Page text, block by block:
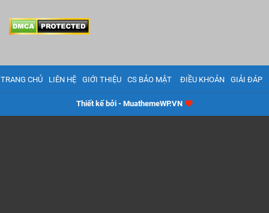
TRANG CHỦ LIÊN HỆ GIỚI THIỆU CS BẢO MẬT ĐIỀU KHOẢN GIẢI ĐÁP
Thiết kế bởi - MuathemeWP.VN